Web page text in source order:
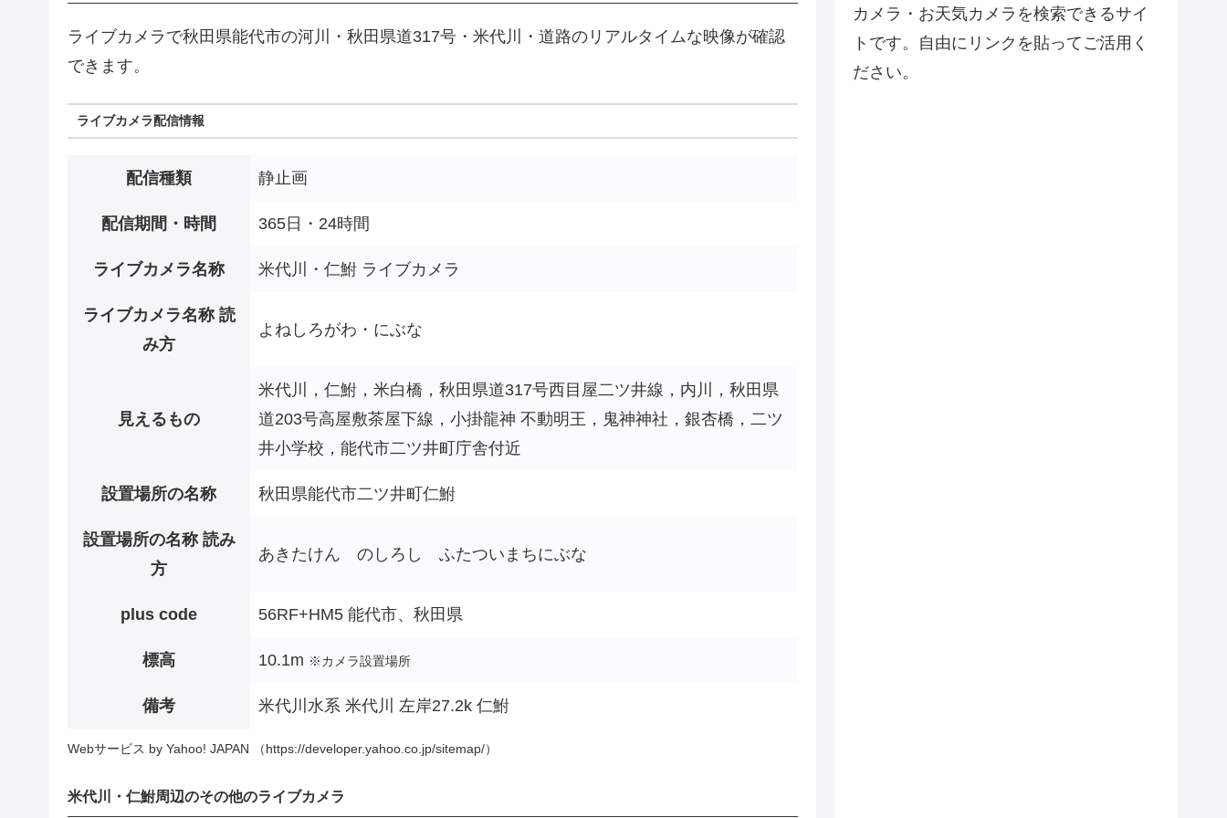
ライブカメラで秋田県能代市の河川・秋田県道317号・米代川・道路のリアルタイムな映像が確認
できます。
ライブカメラ配信情報
配信種類 静止画
配信期間・時間 365日・24時間
ライブカメラ名称 米代川・仁鮒 ライブカメラ
ライブカメラ名称 読
み方
よねしろがわ・にぶな
見えるもの
米代川，仁鮒，米白橋，秋田県道317号西目屋二ツ井線，内川，秋田県
道203号高屋敷茶屋下線，小掛龍神 不動明王，鬼神神社，銀杏橋，二ツ
井小学校，能代市二ツ井町庁舎付近
設置場所の名称 秋田県能代市二ツ井町仁鮒
設置場所の名称 読み
方
あきたけん のしろし ふたついまちにぶな
plus code 56RF+HM5 能代市、秋田県
標高 10.1m ※カメラ設置場所
備考 米代川水系 米代川 左岸27.2k 仁鮒
Webサービス by Yahoo! JAPAN （https://developer.yahoo.co.jp/sitemap/）
米代川・仁鮒周辺のその他のライブカメラ
カメラ・お天気カメラを検索できるサイ
トです。自由にリンクを貼ってご活用く
ださい。